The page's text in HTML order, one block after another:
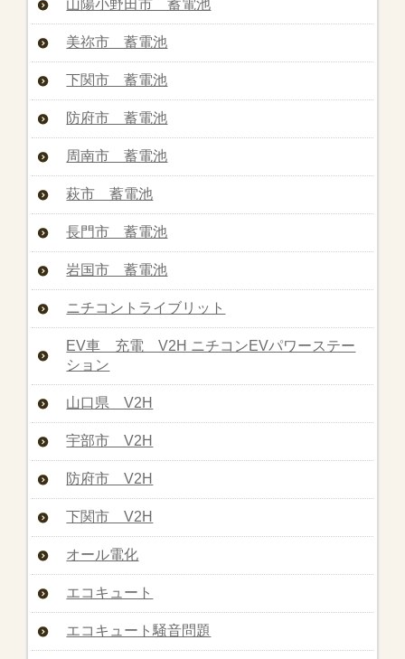
山陽小野田市 蓄電池
美祢市 蓄電池
下関市 蓄電池
防府市 蓄電池
周南市 蓄電池
萩市 蓄電池
長門市 蓄電池
岩国市 蓄電池
ニチコントライブリット
EV車 充電 V2H ニチコンEVパワーステー
ション
山口県 V2H
宇部市 V2H
防府市 V2H
下関市 V2H
オール電化
エコキュート
エコキュート騒音問題